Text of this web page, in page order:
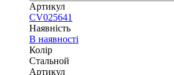
Артикул
CV025641
Наявність
В наявності
Колір
Стальной
Артикул